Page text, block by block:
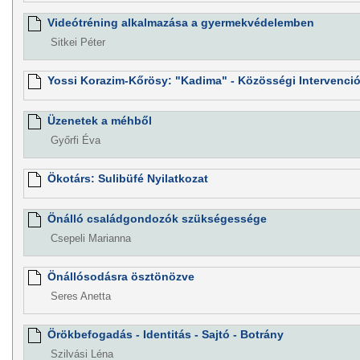
Videótréning alkalmazása a gyermekvédelemben
Sitkei Péter
Yossi Korazim-Kőrösy: "Kadima" - Közösségi
Üzenetek a méhből
Győrfi Éva
Ökotárs: Sulibüfé Nyilatkozat
Önálló családgondozók szükségessége
Csepeli Marianna
Önállósodásra ösztönözve
Seres Anetta
Örökbefogadás - Identitás - Sajtó - Botrány
Szilvási Léna